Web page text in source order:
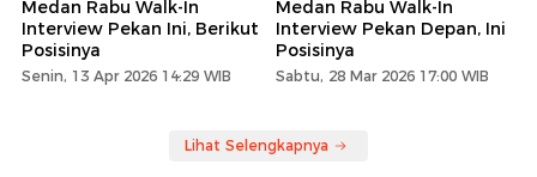
Medan Rabu Walk-In
Interview Pekan Ini, Berikut
Posisinya
Senin, 13 Apr 2026 14:29 WIB
Medan Rabu Walk-In
Interview Pekan Depan, Ini
Posisinya
Sabtu, 28 Mar 2026 17:00 WIB
Lihat Selengkapnya